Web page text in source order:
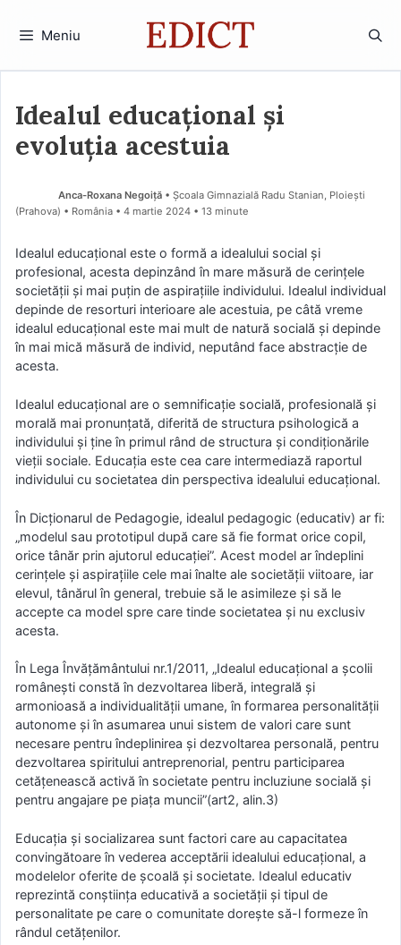
Meniu
Idealul educațional și
evoluția acestuia
Anca-Roxana Negoiță • Școala Gimnazială Radu Stanian, Ploiești
(Prahova) • România
4 martie 2024 • 13 minute
Idealul educațional este o formă a idealului social și
profesional, acesta depinzând în mare măsură de cerințele
societății și mai puțin de aspirațiile individului. Idealul individual
depinde de resorturi interioare ale acestuia, pe câtă vreme
idealul educațional este mai mult de natură socială și depinde
în mai mică măsură de individ, neputând face abstracție de
acesta.
Idealul educațional are o semnificație socială, profesională și
morală mai pronunțată, diferită de structura psihologică a
individului și ține în primul rând de structura și condiționările
vieții sociale. Educația este cea care intermediază raportul
individului cu societatea din perspectiva idealului educațional.
În Dicționarul de Pedagogie, idealul pedagogic (educativ) ar fi:
„modelul sau prototipul după care să fie format orice copil,
orice tânăr prin ajutorul educației”. Acest model ar îndeplini
cerințele și aspirațiile cele mai înalte ale societății viitoare, iar
elevul, tânărul în general, trebuie să le asimileze și să le
accepte ca model spre care tinde societatea și nu exclusiv
acesta.
În Lega Învățământului nr.1/2011, „Idealul educațional a școlii
românești constă în dezvoltarea liberă, integrală și
armonioasă a individualității umane, în formarea personalității
autonome și în asumarea unui sistem de valori care sunt
necesare pentru îndeplinirea și dezvoltarea personală, pentru
dezvoltarea spiritului antreprenorial, pentru participarea
cetățenească activă în societate pentru incluziune socială și
pentru angajare pe piața muncii”(art2, alin.3)
Educația și socializarea sunt factori care au capacitatea
convingătoare în vederea acceptării idealului educațional, a
modelelor oferite de școală și societate. Idealul educativ
reprezintă conștiința educativă a societății și tipul de
personalitate pe care o comunitate dorește să-l formeze în
rândul cetățenilor.